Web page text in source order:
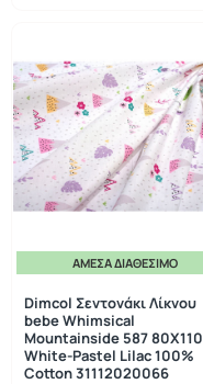
ΆΜΕΣΑ ΔΙΑΘΈΣΙΜΟ
Dimcol Σεντονάκι Λίκνου
bebe Whimsical
Mountainside 587 80X110
White-Pastel Lilac 100%
Cotton 31112020066